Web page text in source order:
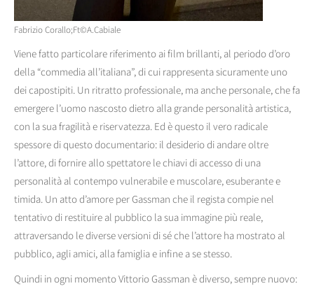
Fabrizio Corallo;Ft©A.Cabiale
Viene fatto particolare riferimento ai film brillanti, al periodo d’oro
della “commedia all’italiana”, di cui rappresenta sicuramente uno
dei capostipiti. Un ritratto professionale, ma anche personale, che fa
emergere l’uomo nascosto dietro alla grande personalità artistica,
con la sua fragilità e riservatezza. Ed è questo il vero radicale
spessore di questo documentario: il desiderio di andare oltre
l’attore, di fornire allo spettatore le chiavi di accesso di una
personalità al contempo vulnerabile e muscolare, esuberante e
timida. Un atto d’amore per Gassman che il regista compie nel
tentativo di restituire al pubblico la sua immagine più reale,
attraversando le diverse versioni di sé che l’attore ha mostrato al
pubblico, agli amici, alla famiglia e infine a se stesso.
Quindi in ogni momento Vittorio Gassman è diverso, sempre nuovo: